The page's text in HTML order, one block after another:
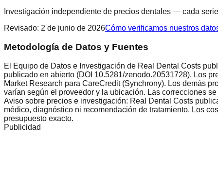
Investigación independiente de precios dentales — cada
Revisado: 2 de junio de 2026Cómo verificamos nuestros
Metodología de Datos y Fuentes
El Equipo de Datos e Investigación de Real Dental Costs
publicado en abierto (DOI 10.5281/zenodo.20531728). Los
Market Research para CareCredit (Synchrony). Los demás
varían según el proveedor y la ubicación. Las correcciones
Aviso sobre precios e investigación: Real Dental Costs
médico, diagnóstico ni recomendación de tratamiento. Los
presupuesto exacto.
Publicidad